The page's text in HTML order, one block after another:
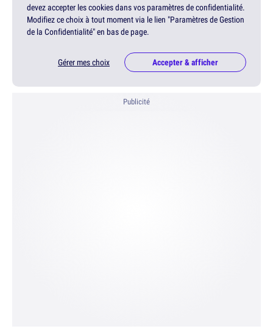
devez accepter les cookies dans vos paramètres de confidentialité.
Modifiez ce choix à tout moment via le lien "Paramètres de Gestion
de la Confidentialité" en bas de page.
Gérer mes choix Accepter & afficher
Publicité